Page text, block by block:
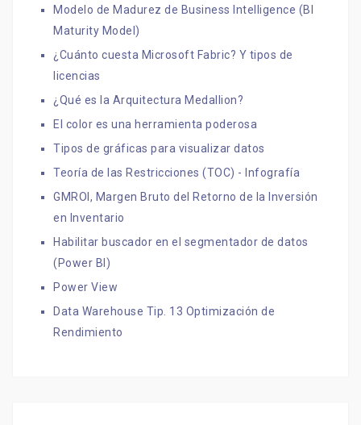
Modelo de Madurez de Business Intelligence (BI
Maturity Model)
¿Cuánto cuesta Microsoft Fabric? Y tipos de
licencias
¿Qué es la Arquitectura Medallion?
El color es una herramienta poderosa
Tipos de gráficas para visualizar datos
Teoría de las Restricciones (TOC) - Infografía
GMROI, Margen Bruto del Retorno de la Inversión
en Inventario
Habilitar buscador en el segmentador de datos
(Power BI)
Power View
Data Warehouse Tip. 13 Optimización de
Rendimiento